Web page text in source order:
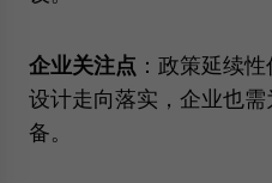
企业关注点 ：政策延续
设计走向落实，企业也
备。